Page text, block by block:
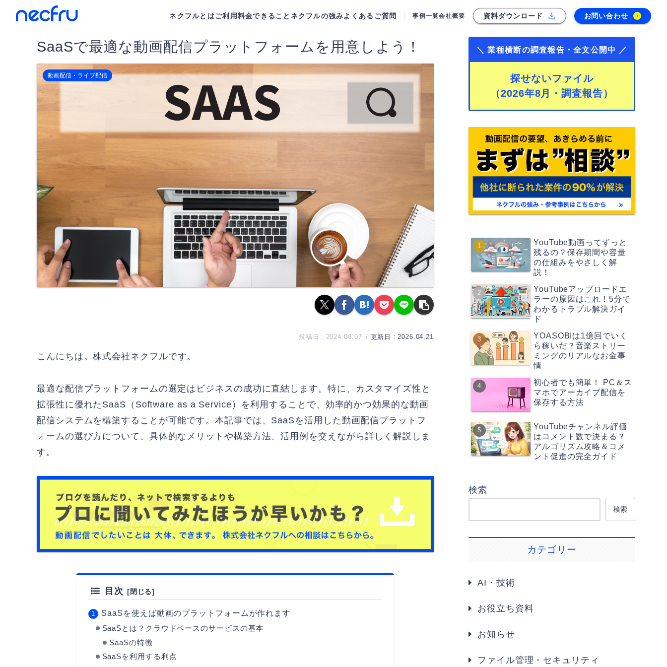
ネクフルとはご利用料金できること ネクフルの強みよくあるご質問 事例一覧会社概要 資料ダウンロード お問い合わせ
SaaSで最適な動画配信プラットフォームを用意しよう！
動画配信・ライブ配信
2024.08.07 2026.04.21
こんにちは。株式会社ネクフルです。
最適な配信プラットフォームの選定はビジネスの成功に直結します。特に、カスタマイズ性と
拡張性に優れたSaaS（Software as a Service）を利用することで、効率的かつ効果的な動画
配信システムを構築することが可能です。本記事では、SaaSを活用した動画配信プラットフ
ォームの選び方について、具体的なメリットや構築方法、活用例を交えながら詳しく解説しま
す。
目次
SaaSを使えば動画のプラットフォームが作れます
SaaSとは？クラウドベースのサービスの基本
SaaSの特徴
SaaSを利用する利点
＼ 業種横断の調査報告・全文公開中 ／
探せないファイル
（2026年8月・調査報告）
YouTube動画ってずっと
残るの？保存期間や容量
の仕組みをやさしく解
説！
YouTubeアップロードエ
ラーの原因はこれ！5分で
わかるトラブル解決ガイ
ド
YOASOBIは1億回でいく
ら稼いだ？音楽ストリー
ミングのリアルなお金事
情
初心者でも簡単！ PC＆ス
マホでアーカイブ配信を
保存する方法
YouTubeチャンネル評価
はコメント数で決まる？
アルゴリズム攻略＆コメ
ント促進の完全ガイド
検索
検索
カテゴリー
AI・技術
お役立ち資料
お知らせ
ファイル管理・セキュリティ